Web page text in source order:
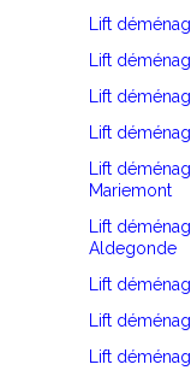
Lift
Lift
Lift
Lift
Lift
Mariemont
Lift
Aldegonde
Lift
Lift
Lift